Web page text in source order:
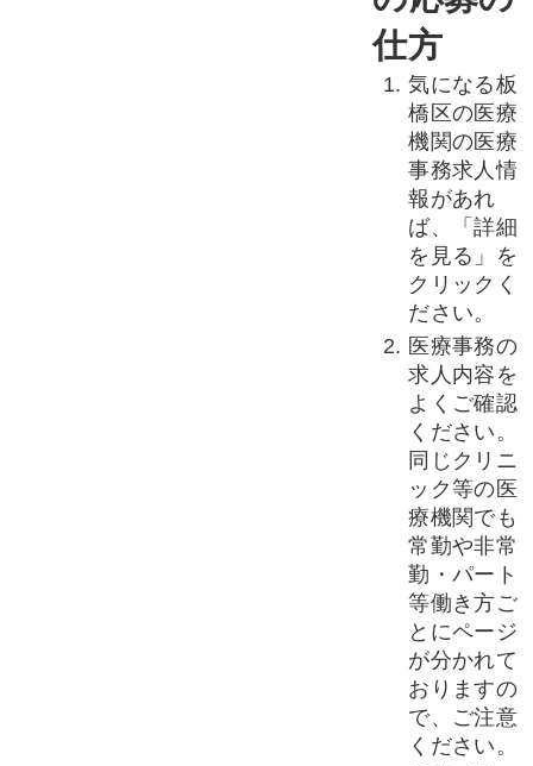
仕方
気になる板
橋区の医療
機関の医療
事務求人情
報があれ
ば、「詳細
を見る」を
クリックく
ださい。
医療事務の
求人内容を
よくご確認
ください。
同じクリニ
ック等の医
療機関でも
常勤や非常
勤・パート
等働き方ご
とにページ
が分かれて
おりますの
で、ご注意
ください。